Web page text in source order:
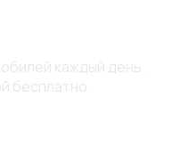
каждый день.
бесплатно.